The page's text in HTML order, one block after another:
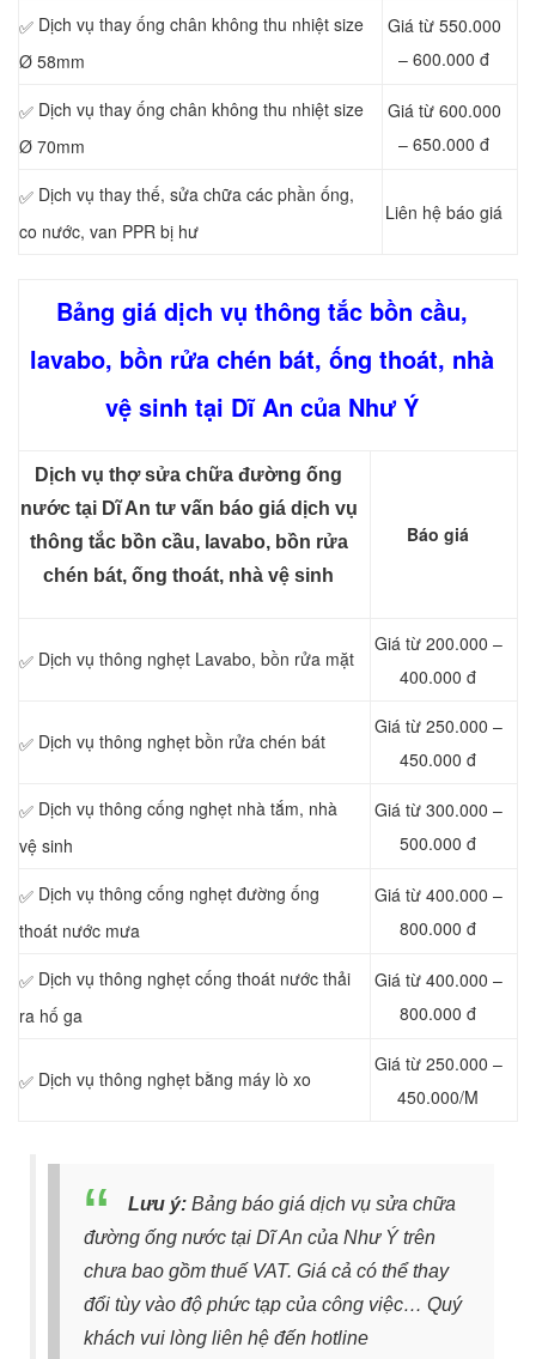
✅ Dịch vụ thay ống chân không thu nhiệt size
Ø 58mm
Giá từ 550.000
– 600.000 đ
✅ Dịch vụ thay ống chân không thu nhiệt size
Ø 70mm
Giá từ 600.000
– 650.000 đ
✅ Dịch vụ thay thế, sửa chữa các phần ống,
co nước, van PPR bị hư
Liên hệ báo giá
Bảng giá dịch vụ thông tắc bồn cầu,
lavabo, bồn rửa chén bát, ống thoát, nhà
vệ sinh tại Dĩ An của Như Ý
Dịch vụ thợ sửa chữa đường ống
nước tại Dĩ An tư vấn báo giá dịch vụ
thông tắc bồn cầu, lavabo, bồn rửa
chén bát, ống thoát, nhà vệ sinh
Báo giá
✅ Dịch vụ thông nghẹt Lavabo, bồn rửa mặt
Giá từ 200.000 –
400.000 đ
✅ Dịch vụ thông nghẹt bồn rửa chén bát
Giá từ 250.000 –
450.000 đ
✅ Dịch vụ thông cống nghẹt nhà tắm, nhà
vệ sinh
Giá từ 300.000 –
500.000 đ
✅ Dịch vụ thông cống nghẹt đường ống
thoát nước mưa
Giá từ 400.000 –
800.000 đ
✅ Dịch vụ thông nghẹt cống thoát nước thải
ra hố ga
Giá từ 400.000 –
800.000 đ
✅ Dịch vụ thông nghẹt bằng máy lò xo
Giá từ 250.000 –
450.000/M
Lưu ý: Bảng báo giá dịch vụ sửa chữa
đường ống nước tại Dĩ An của Như Ý trên
chưa bao gồm thuế VAT. Giá cả có thể thay
đổi tùy vào độ phức tạp của công việc… Quý
khách vui lòng liên hệ đến hotline